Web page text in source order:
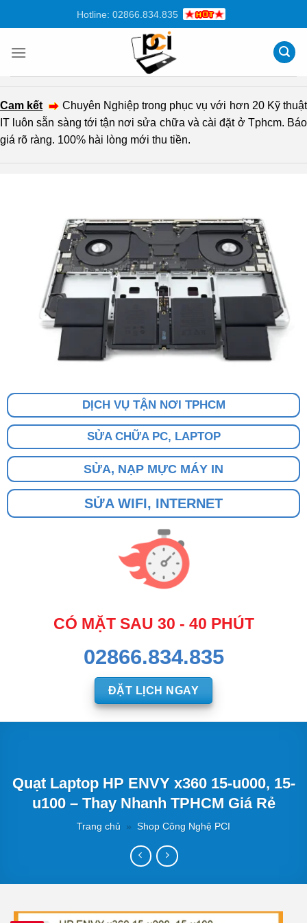
dung
Hotline: 02866.834.835
Cam kết
Chuyên Nghiệp trong phục vụ với hơn 20 Kỹ thuật
IT luôn sẵn sàng tới tận nơi sửa chữa và cài đặt ở Tphcm. Báo
giá rõ ràng. 100% hài lòng mới thu tiền.
DỊCH VỤ TẬN NƠI TPHCM
SỬA CHỮA PC, LAPTOP
SỬA, NẠP MỰC MÁY IN
SỬA WIFI, INTERNET
CÓ MẶT SAU 30 - 40 PHÚT
02866.834.835
ĐẶT LỊCH NGAY
Quạt Laptop HP ENVY x360 15-u000, 15-
u100 – Thay Nhanh TPHCM Giá Rẻ
Trang chủ » Shop Công Nghệ PCI